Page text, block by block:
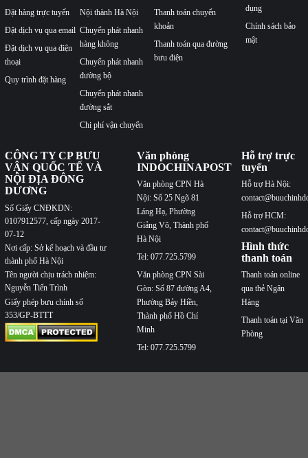
Đặt hàng trực tuyến
Đặt dịch vụ qua email
Đặt dịch vụ qua điện
thoại
Quy trình đặt hàng
Nội thành Hà Nội
Chuyển phát nhanh
hàng không
Chuyển phát nhanh
đường bộ
Chuyển phát nhanh
đường sắt
Chi phí vận chuyển
Thanh toán chuyển
khoản
Thanh toán qua đường
bưu điện
dụng
Chính sách bảo
mật
CÔNG TY CP BƯU
VẬN QUỐC TẾ VÀ
NỘI ĐỊA ĐÔNG
DƯƠNG
Số Giấy CNĐKDN:
0107912577, cấp ngày 2017-
07-12
Nơi cấp: Sở kế hoạch và đầu tư
thành phố Hà Nội
Tên người chịu trách nhiệm:
Nguyễn Tiến Trình
Giấy phép bưu chính số
353/GP-BTTT
Văn phòng
INDOCHINAPOST
Văn phòng CPN Hà
Nội: Số 25 Ngõ 81
Láng Hạ, Phường
Giảng Võ, Thành phố
Hà Nội
Tel: 077.725.5799
Văn phòng CPN Sài
Gòn: Số 87 đường A4,
Phường Bảy Hiền,
Thành phố Hồ Chí
Minh
Tel: 077.725.5799
Hỗ trợ trực
tuyến
Hỗ trợ Hà Nội:
Hỗ trợ HCM:
Hình thức
thanh toán
Thanh toán online
qua thẻ Ngân
Hàng
Thanh toán tại Văn
Phòng